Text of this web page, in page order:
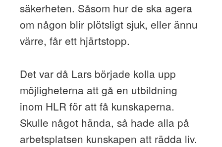
säkerheten. Såsom hur de ska agera
om någon blir plötsligt sjuk, eller ännu
värre, får ett hjärtstopp.
Det var då Lars började kolla upp
möjligheterna att gå en utbildning
inom HLR för att få kunskaperna.
Skulle något hända, så hade alla på
arbetsplatsen kunskapen att rädda liv.